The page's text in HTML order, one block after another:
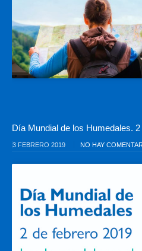
Día Mundial de los Humedales.
3 FEBRERO 2019 NO HAY